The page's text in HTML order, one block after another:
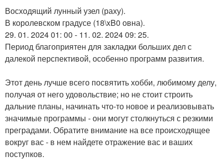
Восходящий лунный узел (раху).
В королевском градусе (18\xB0 овна).
29. 01. 2024 01: 00 - 11. 02. 2024 09: 25.
Период благоприятен для закладки больших дел с
далекой перспективой, особенно программ развития.
Этот день лучше всего посвятить хобби, любимому делу,
получая от него удовольствие; но не стоит строить
дальние планы, начинать что-то новое и реализовывать
значимые программы - они могут столкнуться с резкими
преградами. Обратите внимание на все происходящее
вокруг вас - в нем найдете отражение вас и ваших
поступков.